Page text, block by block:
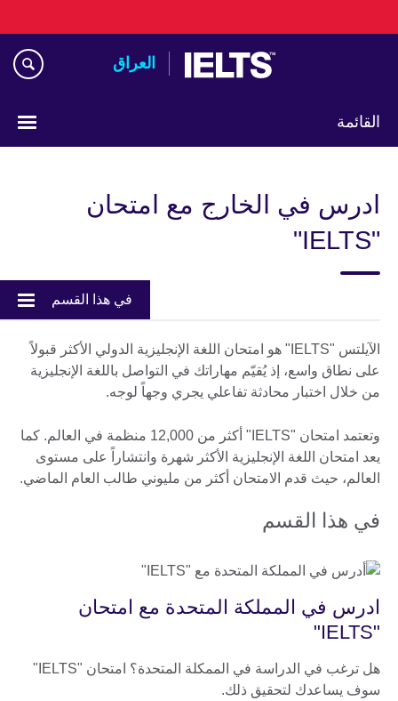
to
العراق
القائمة
ادرس في الخارج مع امتحان
"IELTS"
في هذا القسم
الآيلتس "IELTS" هو امتحان اللغة الإنجليزية الدولي الأكثر قبولاً
على نطاق واسع، إذ يُقيّم مهاراتك في التواصل باللغة الإنجليزية
من خلال اختبار محادثة تفاعلي يجري وجهاً لوجه.
وتعتمد امتحان "IELTS" أكثر من 12,000 منظمة في العالم. كما
يعد امتحان اللغة الإنجليزية الأكثر شهرة وانتشاراً على مستوى
العالم، حيث قدم الامتحان أكثر من مليوني طالب العام الماضي.
في هذا القسم
ادرس في المملكة المتحدة مع امتحان
"IELTS"
هل ترغب في الدراسة في الممكلة المتحدة؟ امتحان "IELTS"
سوف يساعدك لتحقيق ذلك.